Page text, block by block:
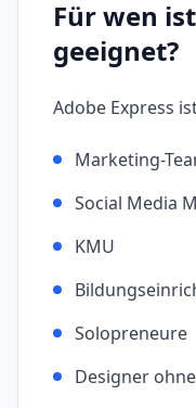
Für wen ist
geeignet?
Adobe Express
Marketing-
Social Media
KMU
Solopreneure
Designer